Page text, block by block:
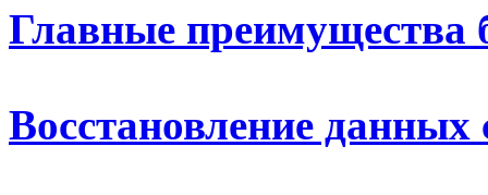
Главные преимущества
Восстановление данных